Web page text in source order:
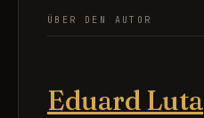
ÜBER DEN AUTOR
Eduard Luta